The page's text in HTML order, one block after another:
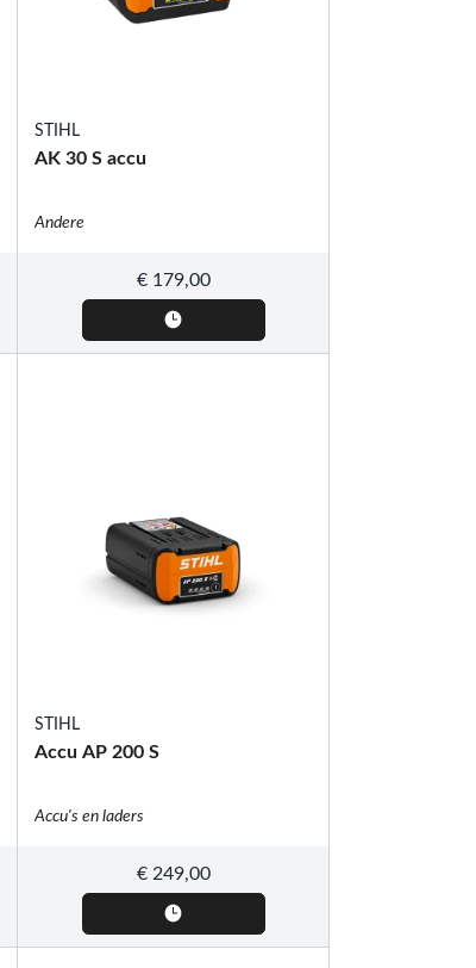
STIHL
AK 30 S accu
Andere
€179,00
STIHL
Accu AP 200 S
Accu's en laders
€249,00